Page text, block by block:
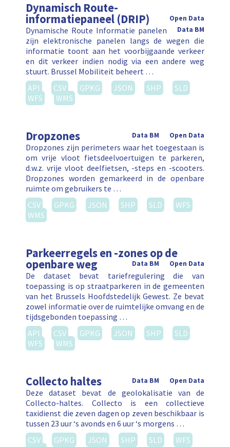
Dynamisch Route-
informatiepaneel (DRIP)
Open Data
Data BM
Dynamische Route Informatie panelen
zijn elektronische panelen langs de wegen die
informatie toont aan het voorbijgaande verkeer
en dit verkeer indien nodig via een andere weg
stuurt. Brussel Mobiliteit beheert …
API
CSV GPKG JSON SHP
SLD
WFS
WMS
Dropzones Open Data
Data BM
Dropzones zijn perimeters waar het toegestaan is
om vrije vloot fietsdeelvoertuigen te parkeren,
d.w.z. vrije vloot deelfietsen, -steps en -scooters.
Dropzones worden gemarkeerd in de openbare
ruimte om gebruikers te …
CSV
GPKG JSON SHP SLD
WFS
WMS
Parkeerregels en -zones op de
openbare weg Open Data
Data BM
De dataset bevat tariefregulering die van
toepassing is op straatparkeren in de gemeenten
van het Brussels Hoofdstedelijk Gewest. Ze bevat
zowel informatie over de ruimtelijke omvang en de
tijdsgebonden toepassing …
API
CSV GPKG JSON SHP
SLD
WFS
WMS
Collecto haltes Open Data
Data BM
Deze dataset bevat de geolokalisatie van de
Collecto-haltes. Collecto is een collectieve
taxidienst die zeven dagen op zeven beschikbaar is
tussen 23 uur ‘s avonds en 6 uur ‘s morgens …
CSV
GPKG JSON SHP SLD
WFS